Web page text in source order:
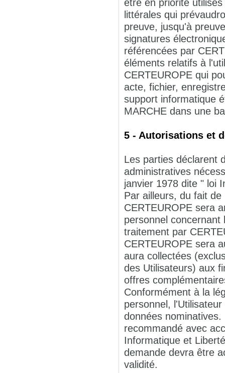
littérales qui
preuve, jusqu'à
signatures
référencées par
éléments relatifs à
CERTEUROPE qui
acte, fichier,
support informatique
MARCHE dans une
5 - Autorisations et
Les parties déclarent
administratives
janvier 1978 dite " loi
Par ailleurs, du fait
CERTEUROPE sera
personnel concernant
traitement par
CERTEUROPE sera
aura collectées
des Utilisateurs) aux
offres
Conformément à la
personnel,
données
recommandé avec
Informatique et
demande devra être
validité.